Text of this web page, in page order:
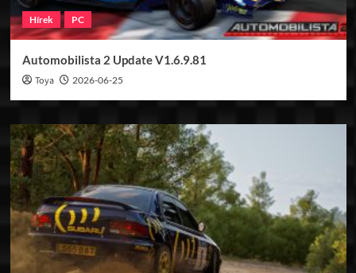
Hírek PC
Automobilista 2 Update V1.6.9.81
Toya 2026-06-25